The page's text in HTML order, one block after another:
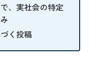
、実社会の特定
く投稿